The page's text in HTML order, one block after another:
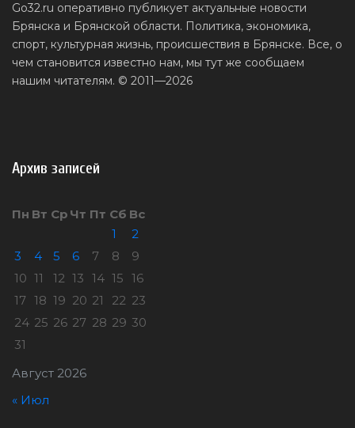
Go32.ru оперативно публикует актуальные новости
Брянска и Брянской области. Политика, экономика,
спорт, культурная жизнь, происшествия в Брянске. Все, о
чем становится известно нам, мы тут же сообщаем
нашим читателям. © 2011—2026
Архив записей
Август 2026
Пн Вт Ср Чт Пт Сб Вс
1
2
3
4 5 6 7 8
9
10 11 12 13 14 15 16
17 18 19 20 21 22 23
24 25 26 27 28 29 30
31
« Июл